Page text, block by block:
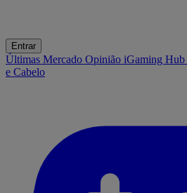
Entrar
Últimas Mercado Opinião iGaming Hub
e Cabelo